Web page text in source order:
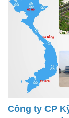
Công ty CP